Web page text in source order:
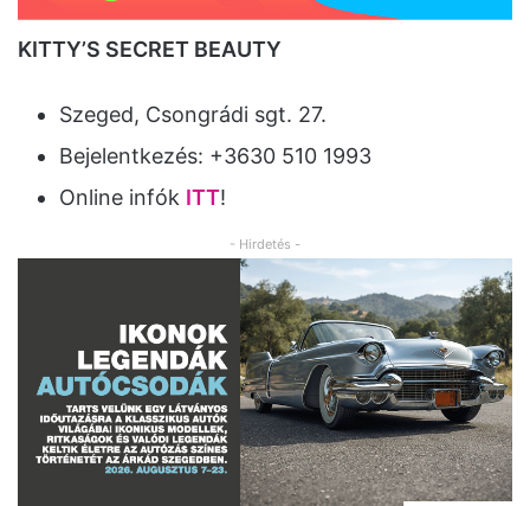
KITTY’S SECRET BEAUTY
Szeged, Csongrádi sgt. 27.
Bejelentkezés: +3630 510 1993
Online infók ITT!
- Hirdetés -